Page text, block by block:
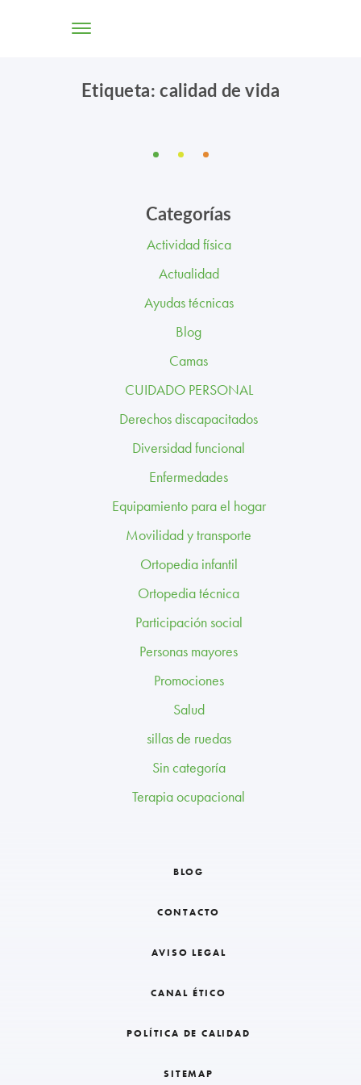
TIENDA ONLINE
CENTROS
PROFESIONALES
BLOG
CONTACTO
CANAL ÉTICO
Etiqueta: calidad de vida
Categorías
Actividad física
Actualidad
Ayudas técnicas
Blog
Camas
CUIDADO PERSONAL
Derechos discapacitados
Diversidad funcional
Enfermedades
Equipamiento para el hogar
Movilidad y transporte
Ortopedia infantil
Ortopedia técnica
Participación social
Personas mayores
Promociones
Salud
sillas de ruedas
Sin categoría
Terapia ocupacional
BLOG
CONTACTO
AVISO LEGAL
CANAL ÉTICO
POLÍTICA DE CALIDAD
SITEMAP